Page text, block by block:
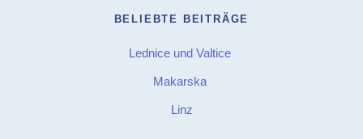
BELIEBTE BEITRÄGE
Lednice und Valtice
Makarska
Linz